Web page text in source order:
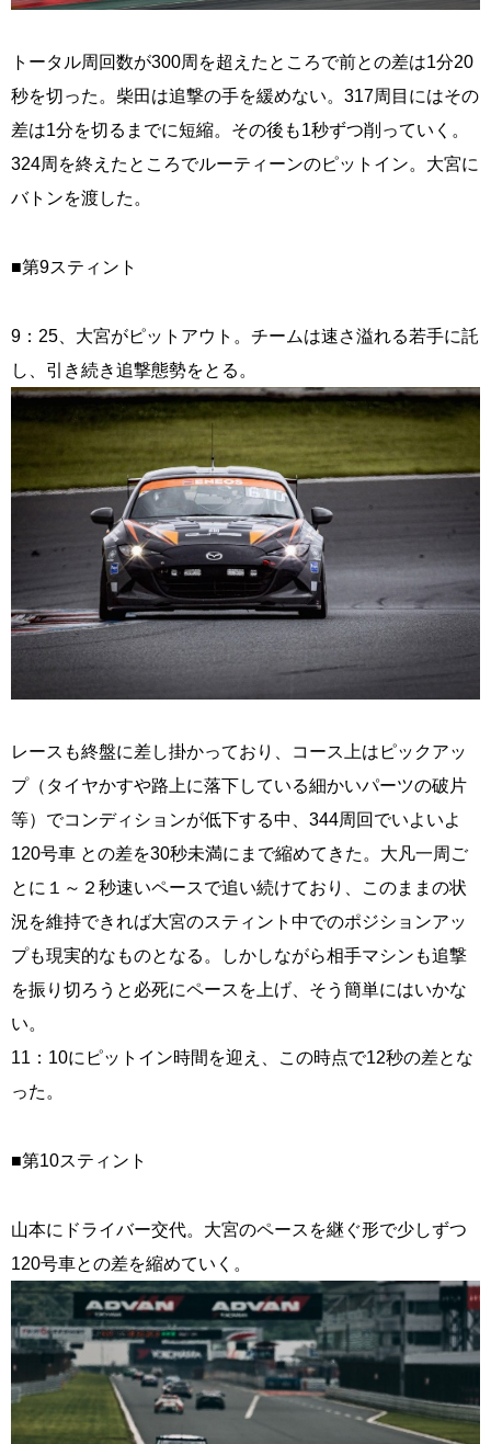
トータル周回数が300周を超えたところで前との差は1分20
秒を切った。柴田は追撃の手を緩めない。317周目にはその
差は1分を切るまでに短縮。その後も1秒ずつ削っていく。
324周を終えたところでルーティーンのピットイン。大宮に
バトンを渡した。
■第9スティント
9：25、大宮がピットアウト。チームは速さ溢れる若手に託
し、引き続き追撃態勢をとる。
レースも終盤に差し掛かっており、コース上はピックアッ
プ（タイヤかすや路上に落下している細かいパーツの破片
等）でコンディションが低下する中、344周回でいよいよ
120号車 との差を30秒未満にまで縮めてきた。大凡一周ご
とに１～２秒速いペースで追い続けており、このままの状
況を維持できれば大宮のスティント中でのポジションアッ
プも現実的なものとなる。しかしながら相手マシンも追撃
を振り切ろうと必死にペースを上げ、そう簡単にはいかな
い。
11：10にピットイン時間を迎え、この時点で12秒の差とな
った。
■第10スティント
山本にドライバー交代。大宮のペースを継ぐ形で少しずつ
120号車との差を縮めていく。